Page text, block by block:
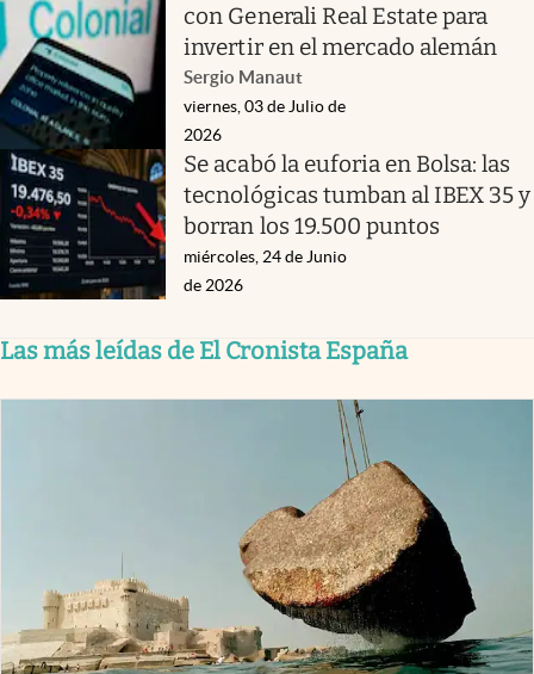
con Generali Real Estate para
invertir en el mercado alemán
Sergio Manaut
viernes, 03 de Julio de
2026
Se acabó la euforia en Bolsa: las
tecnológicas tumban al IBEX 35 y
borran los 19.500 puntos
miércoles, 24 de Junio
de 2026
Las más leídas de El Cronista España